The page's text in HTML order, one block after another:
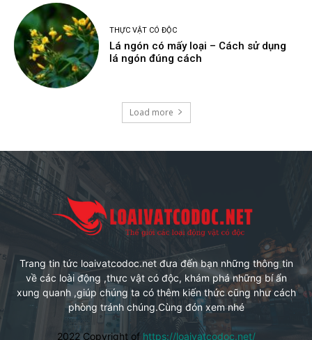
THỰC VẬT CÓ ĐỘC
Lá ngón có mấy loại – Cách sử dụng
lá ngón đúng cách
Load more
Trang tin tức loaivatcodoc.net đưa đến bạn những thông tin
về các loài động ,thực vật có độc, khám phá những bí ẩn
xung quanh ,giúp chúng ta có thêm kiến thức cũng như cách
phòng tránh chúng.Cùng đón xem nhé
2022 Copyright of https://loaivatcodoc.net/